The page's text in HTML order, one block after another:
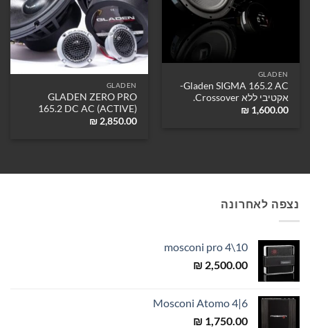
GLADEN
Gladen SIGMA 165.2 AC-
אקטיבי ללא Crossover.
₪1,600.00
GLADEN
GLADEN ZERO PRO
165.2 DC AC (ACTIVE)
₪2,850.00
נצפה לאחרונה
mosconi pro 4\10
₪ 2,500.00
Mosconi Atomo 4|6
₪ 1,750.00